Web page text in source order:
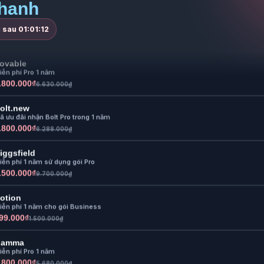
sau 01:01:11
phí Pro 1 năm
5.680.000₫
phí Pro 1 năm
6.630.000₫
ưu đãi nhận Bolt Pro trong 1 năm
6.288.000₫
phí 1 năm sử dụng gói Pro
9.700.000₫
phí 1 năm cho gói Business
1.500.000₫
phí Pro 1 năm
5.680.000₫